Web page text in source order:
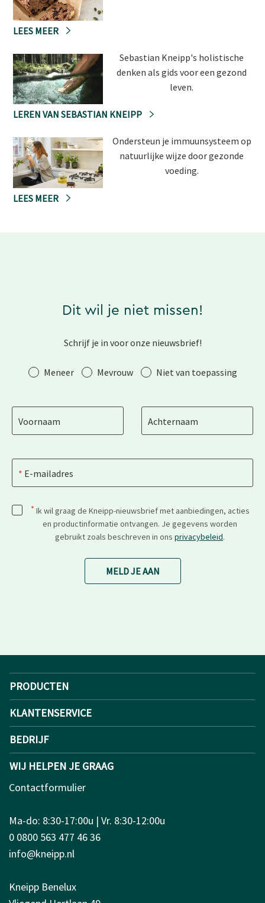
LEES MEER
Sebastian Kneipp's holistische
denken als gids voor een gezond
leven.
LEREN VAN SEBASTIAN KNEIPP
Ondersteun je immuunsysteem op
natuurlijke wijze door gezonde
voeding.
LEES MEER
Dit wil je niet missen!
Schrijf je in voor onze nieuwsbrief!
AanhefMeneer Mevrouw Niet van toepassing
Voornaam Achternaam
E-mailadres
* Ik wil graag de Kneipp-nieuwsbrief met aanbiedingen, acties
en productinformatie ontvangen. Je gegevens worden
gebruikt zoals beschreven in ons privacybeleid.
MELD JE AAN
PRODUCTEN
KLANTENSERVICE
BEDRIJF
WIJ HELPEN JE GRAAG
Contactformulier
Ma-do: 8:30-17:00u | Vr. 8:30-12:00u
0 0800 563 477 46 36
info@kneipp.nl
Kneipp Benelux